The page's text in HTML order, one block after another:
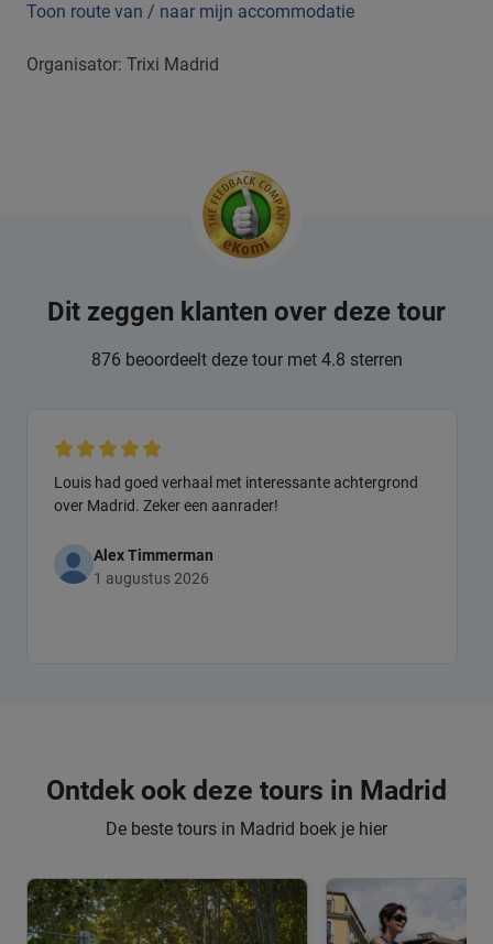
Toon route van / naar mijn accommodatie
Organisator: Trixi Madrid
Dit zeggen klanten over deze tour
876 beoordeelt deze tour met 4.8 sterren
Louis had goed verhaal met interessante achtergrond
over Madrid. Zeker een aanrader!
Alex Timmerman
1 augustus 2026
Ontdek ook deze tours in Madrid
De beste tours in Madrid boek je hier